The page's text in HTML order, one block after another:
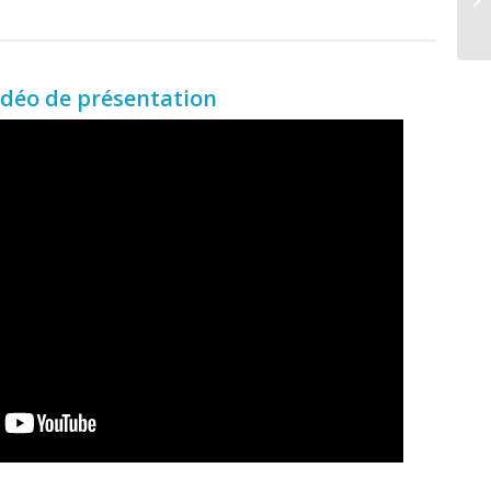
de présentation